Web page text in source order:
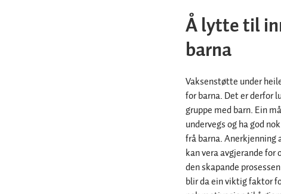
Å lytte til
barna
Vaksenstøtte under
for barna. Det er derfor
gruppe med barn. Ein
undervegs og ha god
frå barna. Anerkjenning
kan vera avgjerande for
den skapande
blir da ein viktig faktor